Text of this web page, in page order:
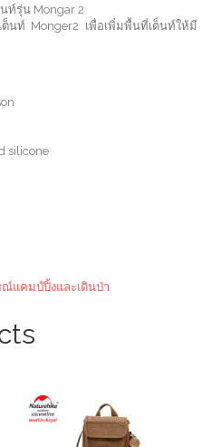
ท์รุ่น Mongar 2
นท์ Monger2 เพื่อเพิ่มพื้นที่เต็นท์ให้มี
silicone
ณ์แคมป์ปิ้งและเดินป่า